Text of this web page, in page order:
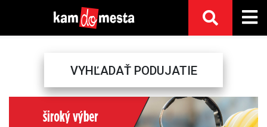
VYHĽADAŤ PODUJATIE